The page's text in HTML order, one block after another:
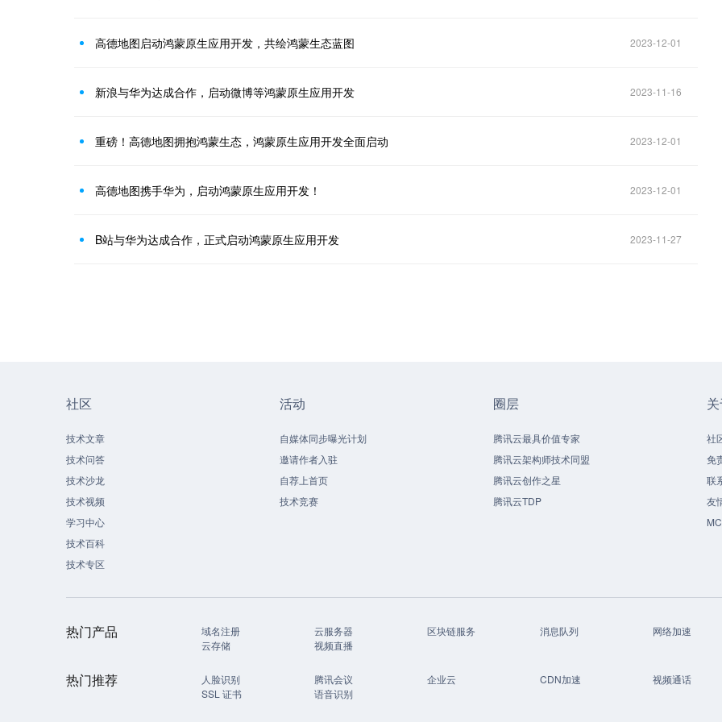
高德地图启动鸿蒙原生应用开发，共绘鸿蒙生态蓝图 2023-12-01
新浪与华为达成合作，启动微博等鸿蒙原生应用开发 2023-11-16
重磅！高德地图拥抱鸿蒙生态，鸿蒙原生应用开发全面启动 2023-12-01
高德地图携手华为，启动鸿蒙原生应用开发！ 2023-12-01
B站与华为达成合作，正式启动鸿蒙原生应用开发 2023-11-27
社区
技术文章
技术问答
技术沙龙
技术视频
学习中心
技术百科
技术专区
活动
自媒体同步曝光计划
邀请作者入驻
自荐上首页
技术竞赛
圈层
腾讯云最具价值专家
腾讯云架构师技术同盟
腾讯云创作之星
腾讯云TDP
社
免
联
友
热门产品 域名注册 云服务器 区块链服务 消息队列
网络加速
云存储
视频直播
热门推荐 人脸识别 腾讯会议 企业云 CDN加速
视频通话
SSL 证书
语音识别